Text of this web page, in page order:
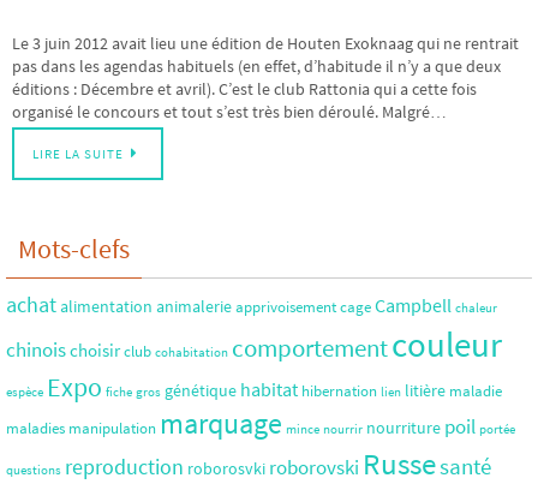
Le 3 juin 2012 avait lieu une édition de Houten Exoknaag qui ne rentrait
pas dans les agendas habituels (en effet, d’habitude il n’y a que deux
éditions : Décembre et avril). C’est le club Rattonia qui a cette fois
organisé le concours et tout s’est très bien déroulé. Malgré…
LIRE LA SUITE
Mots-clefs
achatalimentation animalerieapprivoisementcageCampbell chaleur
chinoischoisirclub cohabitation comportementcouleur
espèce Expo fiche gros génétique habitat hibernation lien litière maladie
maladies manipulation marquage mince nourrir nourriture poil portée
questions reproduction roborosvki roborovski Russesanté